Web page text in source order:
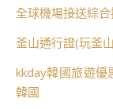
全球機場接送綜
釜山通行證(玩釜
kkday韓國旅遊優
韓國